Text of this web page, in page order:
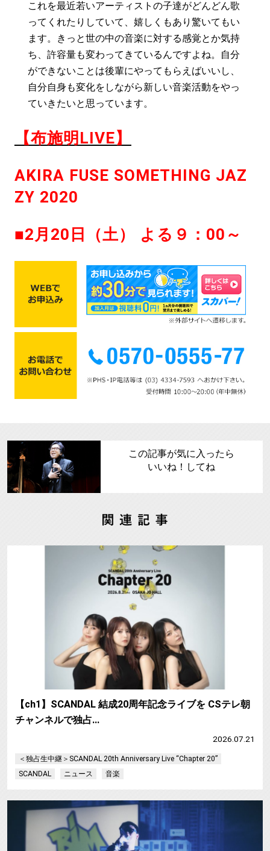
これを最近若いアーティストの子達がどんどん歌
ってくれたりしていて、嬉しくもあり驚いてもい
ます。きっと世の中の音楽に対する感覚とか気持
ち、許容量も変わってきているんですよね。自分
ができないことは後輩にやってもらえばいいし、
自分自身も変化をしながら新しい音楽活動をやっ
ていきたいと思っています。
【布施明LIVE】
AKIRA FUSE SOMETHING JAZ
ZY 2020
■2月20日（土） よる９：00～
この記事が気に入ったら
いいね！してね
【ch1】SCANDAL 結成20周年記念ライブを CSテレ朝
チャンネルで独占…
2026.07.21
＜独占生中継＞SCANDAL 20th Anniversary Live “Chapter 20”
SCANDAL
ニュース 音楽